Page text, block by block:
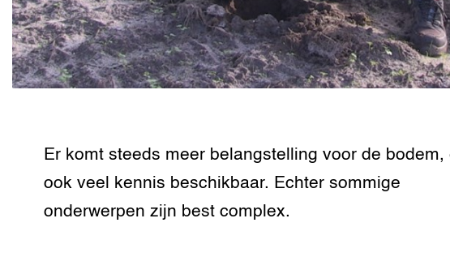
Groen, grond en infra
Varkenshouderij
EURCAW-Pigs
Groenpact Digitalisering &
Technologie
CoE Groen
Invasieve exoten
Er komt steeds meer belangstelling voor de bodem,
ook veel kennis beschikbaar. Echter sommige
onderwerpen zijn best complex.